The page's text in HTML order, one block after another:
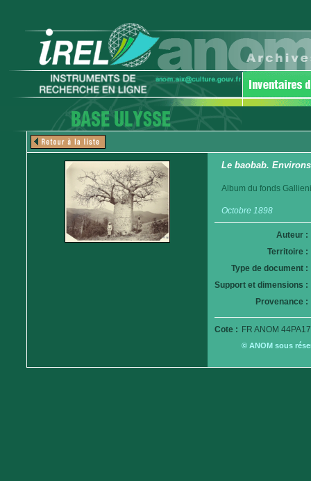
Le baobab.
Album du fonds
Octobre 1898
Auteur :
Territoire :
Type de document :
Support et dimensions :
Provenance :
Cote : FR ANOM
© ANOM sous